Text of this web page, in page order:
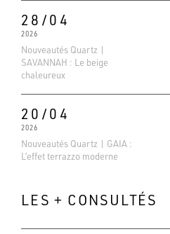
28/04
2026
Nouveautés Quartz |
SAVANNAH : Le beige
chaleureux
20/04
2026
Nouveautés Quartz | GAIA :
L’effet terrazzo moderne
LES + CONSULTÉS